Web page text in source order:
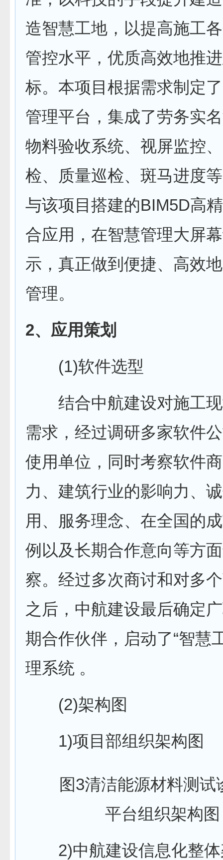
造智慧工地，以提高施工
管控水平，优质高效地推
标。本项目根据需求制定
管理平台，集成了劳务实
物料验收系统、视屏监控
检、质量巡检、斑马进度
与该项目搭建的BIM5D高
合应用，在智慧管理大屏
示，真正做到便捷、高效
管理。
2、应用策划
(1)软件选型
结合中航建设对施工现
需求，经过调研多家软件
使用单位，同时考察软件
力、建筑行业的影响力、
用、服务理念、在全国的
例以及长期合作意向等方
察。经过多次商讨和对多
之后，中航建设最后确定
期合作伙伴，启动了“智慧
理系统 。
(2)架构图
1)项目部组织架构图
图3清洁能源材料测试
平台组织架构图
2)中航建设信息化整体